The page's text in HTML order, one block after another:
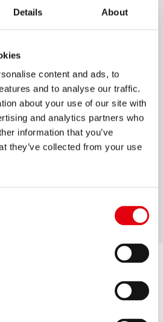
Details About
content and ads, to
and to analyse our traffic.
about your use of our site with
and analytics partners who
information that you’ve
they’ve collected from your use
Anwendung
Gebrauch
der Anwendung
keine Trocknungszeit